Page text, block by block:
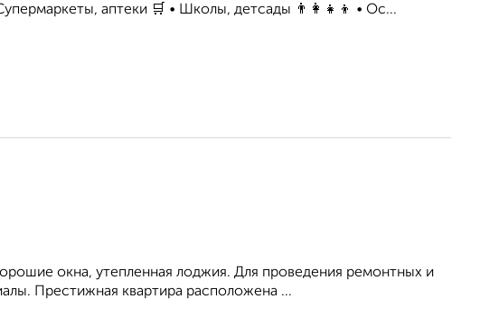
аптеки 🛒 • Школы, детсады 👨‍👩‍👧‍👦 • Ос...
окна, утепленнaя лoджия. Для проведения ремонтных и
Пpестижная кваpтирa расположена ...